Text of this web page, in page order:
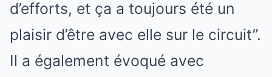
d’efforts, et ça a toujours été un
plaisir d’être avec elle sur le circuit”.
Il a également évoqué avec